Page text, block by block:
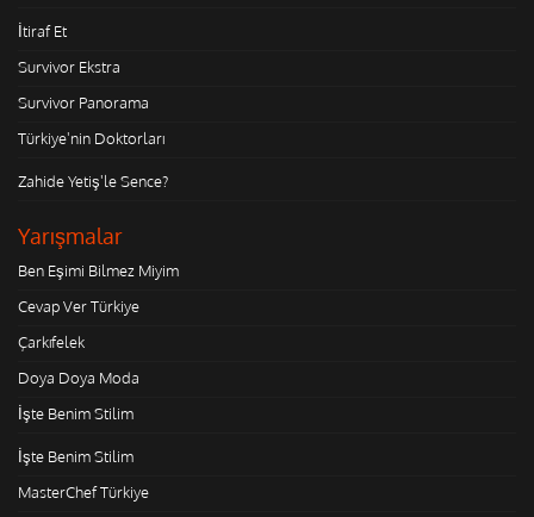
İtiraf Et
Survivor Ekstra
Survivor Panorama
Türkiye'nin Doktorları
Zahide Yetiş'le Sence?
Yarışmalar
Ben Eşimi Bilmez Miyim
Cevap Ver Türkiye
Çarkıfelek
Doya Doya Moda
İşte Benim Stilim
İşte Benim Stilim
MasterChef Türkiye